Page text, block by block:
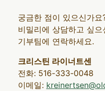
궁금한 점이 있으신가
비밀리에 상담하고 싶
기부팀에 연락하세요.
크리스틴 라이너트센
전화: 516-333-0048
이메일: